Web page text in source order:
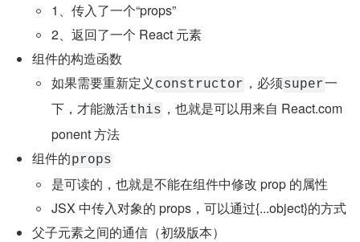
1、传入了一个“props”
2、返回了一个 React 元素
组件的构造函数
如果需要重新定义 constructor ，必须super一
下，才能激活this ，也就是可以用来自 React.com
ponent 方法
组件的props
是可读的，也就是不能在组件中修改 prop 的属性
JSX 中传入对象的 props，可以通过{...object}的方式
父子元素之间的通信（初级版本）